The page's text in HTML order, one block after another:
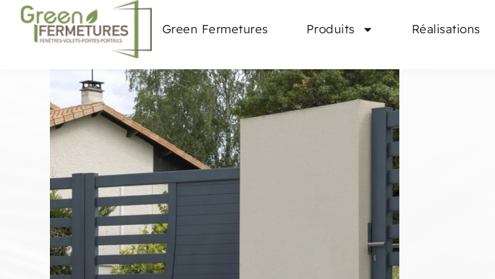
Green Fermetures Produits Réalisations